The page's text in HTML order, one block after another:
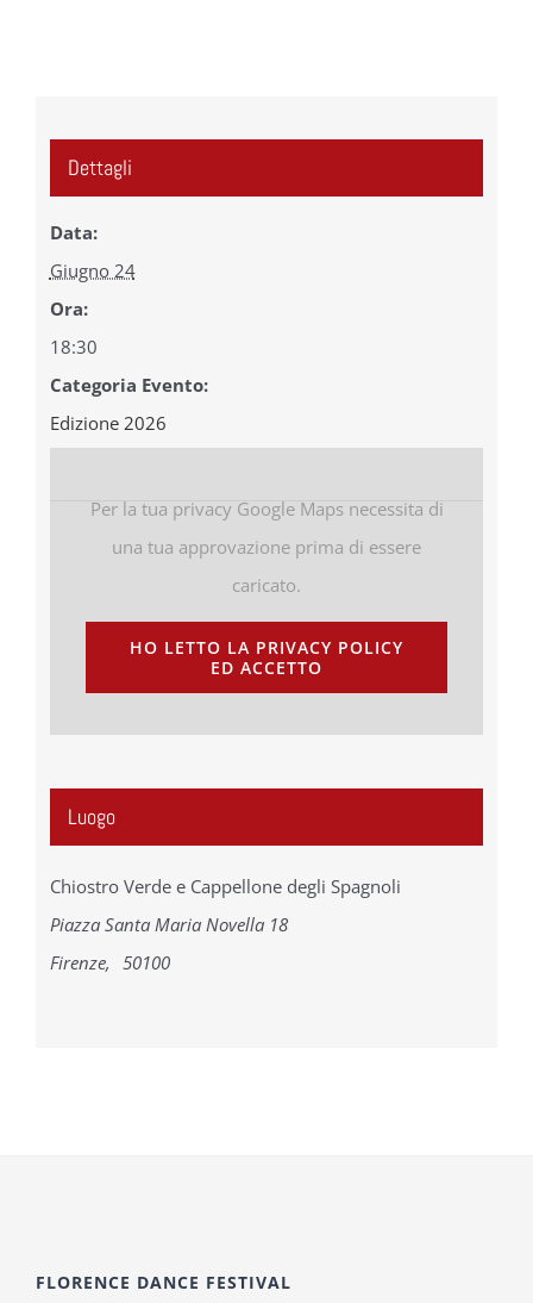
Dettagli
Data:
Giugno 24
Ora:
18:30
Categoria Evento:
Edizione 2026
Luogo
Chiostro Verde e Cappellone degli Spagnoli
Piazza Santa Maria Novella 18
Firenze, 50100
Per la tua privacy Google Maps necessita di
una tua approvazione prima di essere
caricato.
HO LETTO LA PRIVACY POLICY
ED ACCETTO
FLORENCE DANCE FESTIVAL